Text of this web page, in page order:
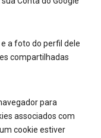
a foto do perfil dele
compartilhadas
para
associados com
cookie estiver